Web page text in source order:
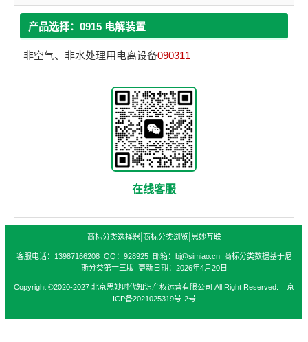
产品选择：0915 电解装置
非空气、非水处理用电离设备090311
在线客服
商标分类选择器| 商标分类浏览| 思妙互联
客服电话：13987166208 QQ：928925 邮箱：bj@simiao.cn 商标分类数据基于尼
斯分类第十三版 更新日期：2026年4月20日
Copyright ©2020-2027 北京思妙时代知识产权运营有限公司 All Right Reserved. 京
ICP备2021025319号-2号